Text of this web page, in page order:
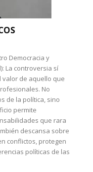
Democracia y
La controversia sí
valor de aquello que
No
de la política, sino
permite
que rara
descansa sobre
conflictos, protegen
políticas de las